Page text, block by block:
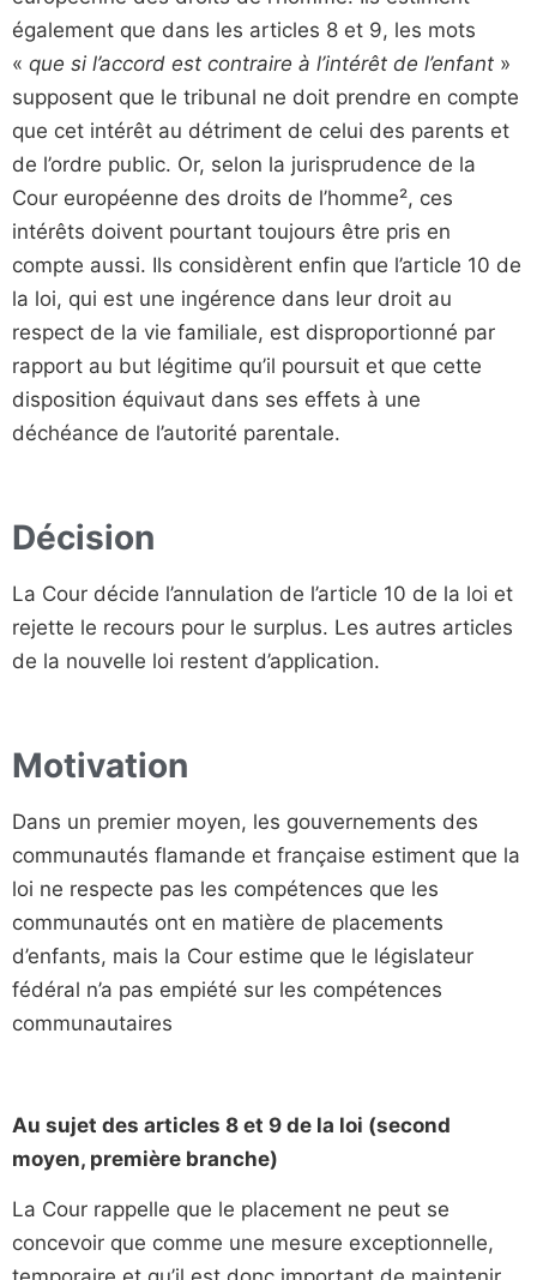
également que dans les articles 8 et 9, les mots
« que si l’accord est contraire à l’intérêt de l’enfant »
supposent que le tribunal ne doit prendre en compte
que cet intérêt au détriment de celui des parents et
de l’ordre public. Or, selon la jurisprudence de la
Cour européenne des droits de l’homme², ces
intérêts doivent pourtant toujours être pris en
compte aussi. Ils considèrent enfin que l’article 10 de
la loi, qui est une ingérence dans leur droit au
respect de la vie familiale, est disproportionné par
rapport au but légitime qu’il poursuit et que cette
disposition équivaut dans ses effets à une
déchéance de l’autorité parentale.
Décision
La Cour décide l’annulation de l’article 10 de la loi et
rejette le recours pour le surplus. Les autres articles
de la nouvelle loi restent d’application.
Motivation
Dans un premier moyen, les gouvernements des
communautés flamande et française estiment que la
loi ne respecte pas les compétences que les
communautés ont en matière de placements
d’enfants, mais la Cour estime que le législateur
fédéral n’a pas empiété sur les compétences
communautaires
Au sujet des articles 8 et 9 de la loi (second
moyen, première branche)
La Cour rappelle que le placement ne peut se
concevoir que comme une mesure exceptionnelle,